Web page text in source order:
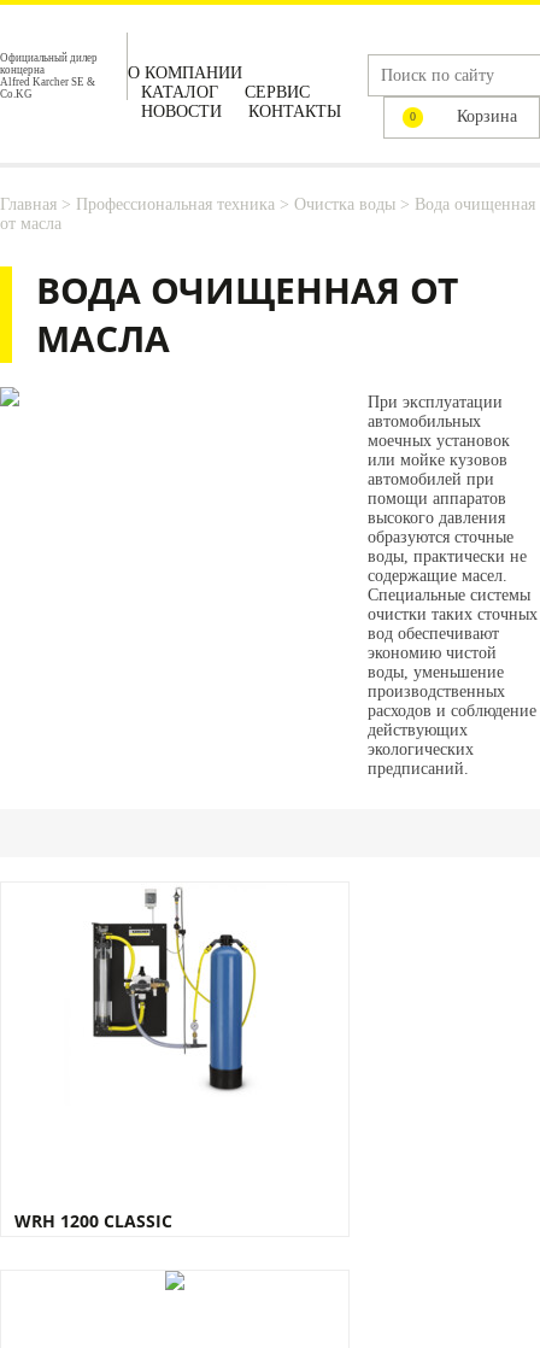
Официальный дилер
концерна
Alfred Karcher SE &
Co.KG
О КОМПАНИИ
КАТАЛОГ
СЕРВИС
НОВОСТИ
КОНТАКТЫ 0 Корзина
Главная > Профессиональная техника > Очистка воды > Вода очищенная
от масла
ВОДА ОЧИЩЕННАЯ ОТ
МАСЛА
При эксплуатации
автомобильных
моечных установок
или мойке кузовов
автомобилей при
помощи аппаратов
высокого давления
образуются сточные
воды, практически не
содержащие масел.
Специальные системы
очистки таких сточных
вод обеспечивают
экономию чистой
воды, уменьшение
производственных
расходов и соблюдение
действующих
экологических
предписаний.
WRH 1200 CLASSIC